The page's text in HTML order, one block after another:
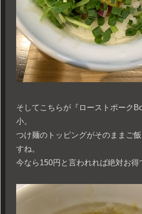
そしてこちらが『ローストポーク
小。
つけ麺のトッピングがそのままご
すね。
今なら150円と言われれば絶対お得